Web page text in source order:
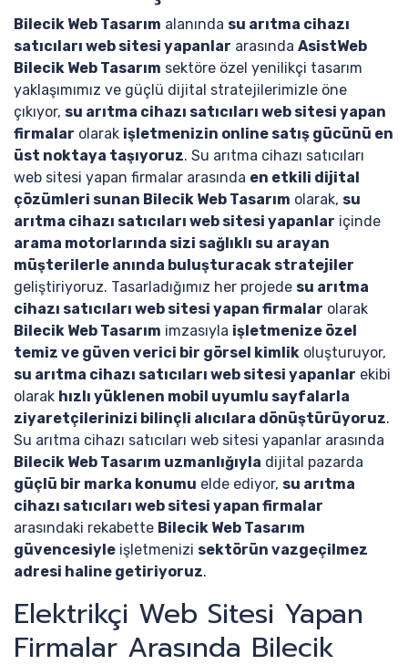
Bilecik Web Tasarım alanında su arıtma cihazı
satıcıları web sitesi yapanlar arasında AsistWeb
Bilecik Web Tasarım sektöre özel yenilikçi tasarım
yaklaşımımız ve güçlü dijital stratejilerimizle öne
çıkıyor, su arıtma cihazı satıcıları web sitesi yapan
firmalar olarak işletmenizin online satış gücünü en
üst noktaya taşıyoruz. Su arıtma cihazı satıcıları
web sitesi yapan firmalar arasında en etkili dijital
çözümleri sunan Bilecik Web Tasarım olarak, su
arıtma cihazı satıcıları web sitesi yapanlar içinde
arama motorlarında sizi sağlıklı su arayan
müşterilerle anında buluşturacak stratejiler
geliştiriyoruz. Tasarladığımız her projede su arıtma
cihazı satıcıları web sitesi yapan firmalar olarak
Bilecik Web Tasarım imzasıyla işletmenize özel
temiz ve güven verici bir görsel kimlik oluşturuyor,
su arıtma cihazı satıcıları web sitesi yapanlar ekibi
olarak hızlı yüklenen mobil uyumlu sayfalarla
ziyaretçilerinizi bilinçli alıcılara dönüştürüyoruz.
Su arıtma cihazı satıcıları web sitesi yapanlar arasında
Bilecik Web Tasarım uzmanlığıyla dijital pazarda
güçlü bir marka konumu elde ediyor, su arıtma
cihazı satıcıları web sitesi yapan firmalar
arasındaki rekabette Bilecik Web Tasarım
güvencesiyle işletmenizi sektörün vazgeçilmez
adresi haline getiriyoruz.
Elektrikçi Web Sitesi Yapan
Firmalar Arasında Bilecik